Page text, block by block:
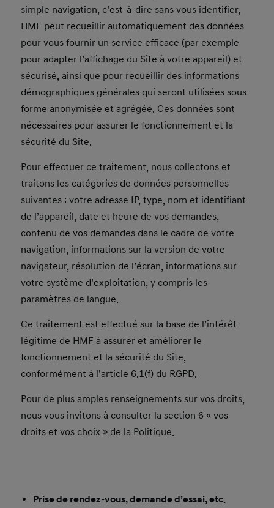
simple navigation, c’est-à-dire sans vous identifier,
HMF peut recueillir automatiquement des données
pour vous fournir un service efficace (par exemple
pour adapter l’affichage du Site à votre appareil) et
sécurisé, ainsi que pour recueillir des informations
démographiques générales qui seront utilisées sous
forme anonymisée et agrégée. Ces données sont
nécessaires pour assurer le fonctionnement et la
sécurité du Site.
Pour effectuer ce traitement, nous collectons et
traitons les catégories de données personnelles
suivantes : votre adresse IP, type, nom et identifiant
de l’appareil, date et heure de vos demandes,
contenu de vos demandes dans le cadre de votre
navigation, informations sur la version de votre
navigateur, résolution de l’écran, informations sur
votre système d’exploitation, y compris les
paramètres de langue.
Ce traitement est effectué sur la base de l’intérêt
légitime de HMF à assurer et améliorer le
fonctionnement et la sécurité du Site,
conformément à l’article 6.1(f) du RGPD.
Pour de plus amples renseignements sur vos droits,
nous vous invitons à consulter la section 6 « vos
droits et vos choix » de la Politique.
Prise de rendez-vous, demande d’essai, etc.